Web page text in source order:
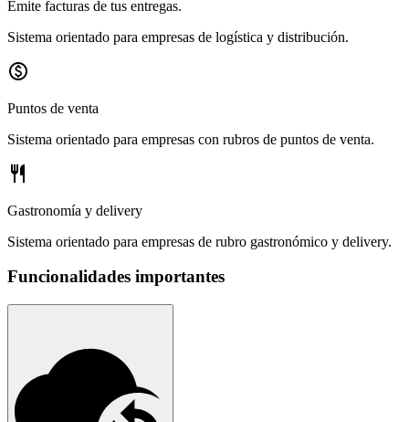
Emite facturas de tus entregas.
Sistema orientado para empresas de logística y distribución.
paid
Puntos de venta
Sistema orientado para empresas con rubros de puntos de venta.
restaurant
Gastronomía y delivery
Sistema orientado para empresas de rubro gastronómico y delivery.
Funcionalidades importantes